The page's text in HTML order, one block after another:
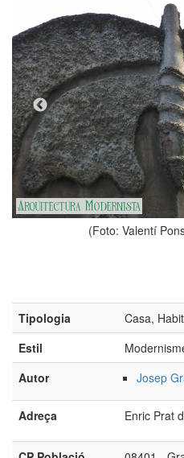
(Foto: Valentí Pons Toujouse,
Tipologia
Casa,
Estil
Autor
Josep
Adreça Enric Prat